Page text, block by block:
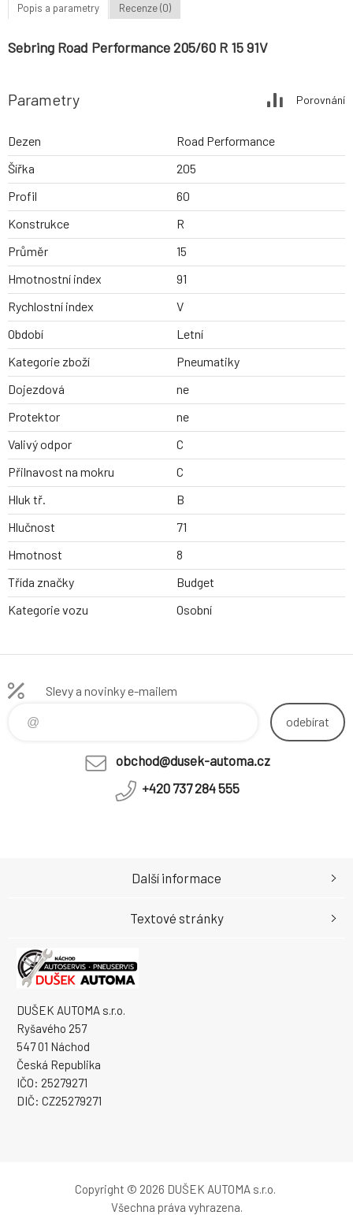
Popis a parametry Recenze (0)
Sebring Road Performance 205/60 R 15 91V
Parametry Porovnání
Dezen
Road Performance
Šířka
205
Profil
60
Konstrukce
R
Průměr
15
Hmotnostní index
91
Rychlostní index
V
Období
Letní
Kategorie zboží
Pneumatiky
Dojezdová
ne
Protektor
ne
Valivý odpor
C
Přilnavost na mokru
C
Hluk tř.
B
Hlučnost
71
Hmotnost
8
Třída značky
Budget
Kategorie vozu
Osobní
Slevy a novinky e-mailem
odebírat
obchod@dusek-automa.cz
+420 737 284 555
DUŠEK AUTOMA s.r.o.
Ryšavého 257
547 01 Náchod
Česká Republika
IČO: 25279271
DIČ: CZ25279271
Další informace
Textové stránky
Copyright © 2026 DUŠEK AUTOMA s.r.o.
Všechna práva vyhrazena.